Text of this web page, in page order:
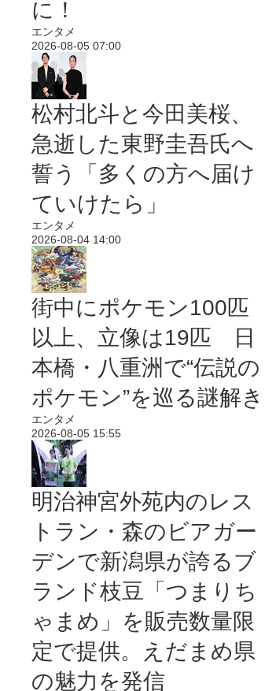
に！
エンタメ
2026-08-05 07:00
松村北斗と今田美桜、
急逝した東野圭吾氏へ
誓う「多くの方へ届け
ていけたら」
エンタメ
2026-08-04 14:00
街中にポケモン100匹
以上、立像は19匹 日
本橋・八重洲で“伝説の
ポケモン”を巡る謎解き
エンタメ
2026-08-05 15:55
明治神宮外苑内のレス
トラン・森のビアガー
デンで新潟県が誇るブ
ランド枝豆「つまりち
ゃまめ」を販売数量限
定で提供。えだまめ県
の魅力を発信